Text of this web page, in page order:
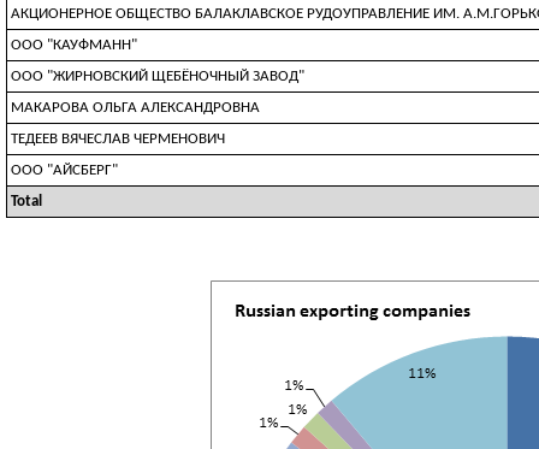
АКЦИОНЕРНОЕ ОБЩЕСТВО БАЛАКЛАВСКОЕ РУДОУПРАВЛЕНИЕ ИМ.
ООО "КАУФМАНН"
ООО "ЖИРНОВСКИЙ ЩЕБЁНОЧНЫЙ ЗАВОД"
МАКАРОВА ОЛЬГА АЛЕКСАНДРОВНА
ТЕДЕЕВ ВЯЧЕСЛАВ ЧЕРМЕНОВИЧ
ООО "АЙСБЕРГ"
Total